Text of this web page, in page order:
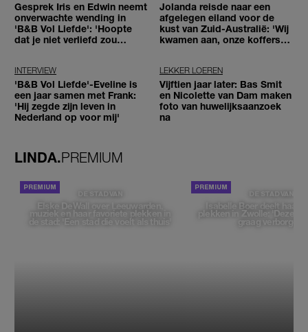
Gesprek Iris en Edwin neemt
onverwachte wending in
'B&B Vol Liefde': 'Hoopte
dat je niet verliefd zou
Jolanda reisde naar een
afgelegen eiland voor de
kust van Zuid-Australië: 'Wij
kwamen aan, onze koffers
INTERVIEW
'B&B Vol Liefde'-Eveline is
een jaar samen met Frank:
'Hij zegde zijn leven in
Nederland op voor mij'
LEKKER LOEREN
Vijftien jaar later: Bas Smit
en Nicolette van Dam maken
foto van huwelijksaanzoek
na
LINDA.PREMIUM
DE STAD VAN
Elske DeWall over Leeuwarden,
muziek en haar favoriete plekken in
de stad: 'Een stad die voelt als thuis'
DE STAD VAN
Isabelle Boer deelt haar
plekken in Zwolle: 'Deze
graag verborgen'